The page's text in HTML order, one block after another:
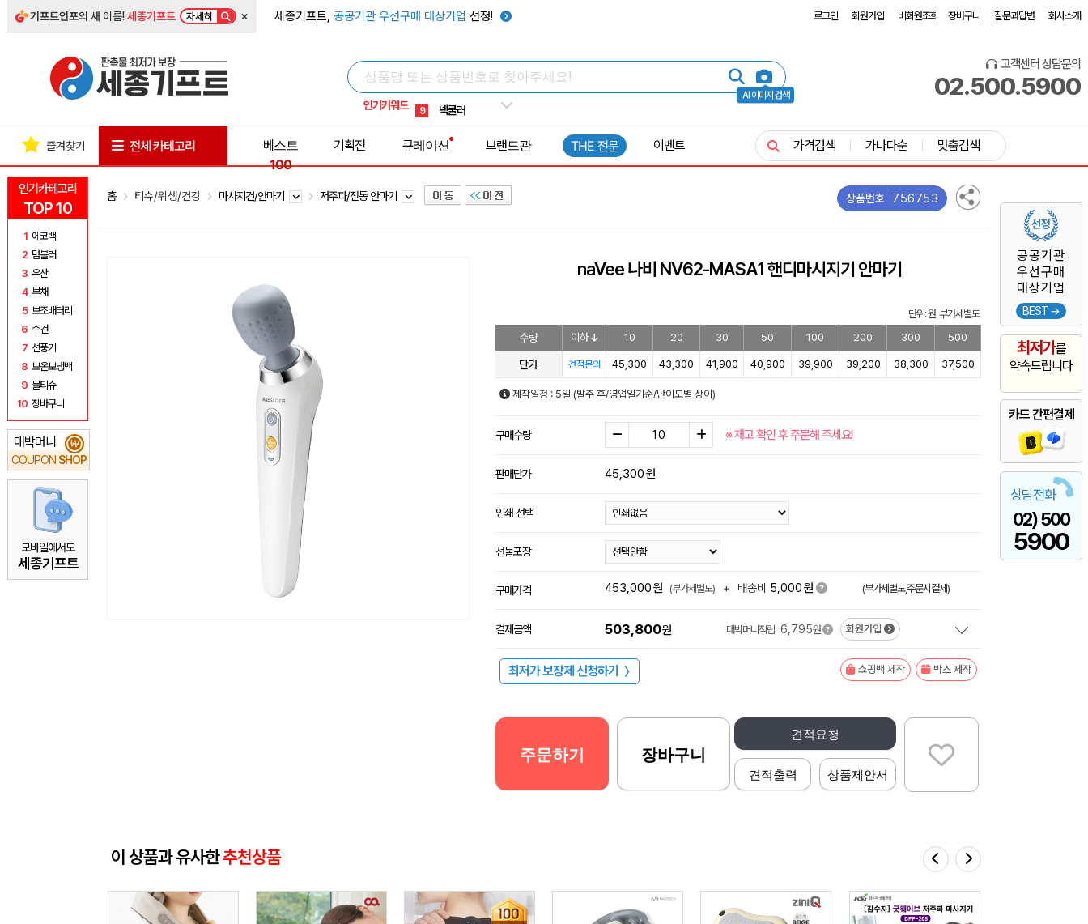
기프트인포의 새 이름!세종기프트 자세히 × 세종기프트, 공공기관 우선구매 대상기업 선정! 로그인 회원가입 비회원조회 장바구니 질문과답변 회사소개
AI 이미지 검색
인기키워드
5 키캡
8 쿨토시
9 넥쿨러
1 선풍기
고객센터 상담문의
02.500.5900
인기카테고리
TOP 10
1 에코백
2 텀블러
3 우산
4 부채
5 보조배터리
6 수건
7 선풍기
8 보온보냉백
9 물티슈
10 장바구니
대박머니
COUPON SHOP
₩
모바일에서도
세종기프트
공공기관
우선구매
대상기업
BEST →
최저가를
약속드립니다
카드 간편결제
상담전화
02) 500
5900
즐겨찾기 전체 카테고리
베스트
100
기획전 큐레이션 브랜드관 THE 전문 이벤트 가격검색 가나다순 맞춤검색
홈 티슈/위생/건강 마사지건/안마기 저주파/전동 안마기 상품번호 756753
naVee 나비 NV62-MASA1 핸디마시지기 안마기
단위: 원 부가세별도
수량 이하 10 20 30 50 100 200 300 500
단가 견적문의 45,300 43,300 41,900 40,900 39,900 39,200 38,300 37,500
제작일정 : 5일 (발주 후/영업일기준/난이도별 상이)
구매수량 ※ 재고 확인 후 주문해 주세요!
판매단가 45,300원
인쇄 선택
선물포장
구매가격 453,000원 (부가세별도) + 배송비 5,000원 (부가세별도,주문시결제)
결제금액 503,800원 대박머니적립 6,795원 회원가입
최저가 보장제 신청하기 〉 쇼핑백 제작 박스 제작
견적요청
견적출력 상품제안서
주문하기 장바구니
이 상품과 유사한추천상품